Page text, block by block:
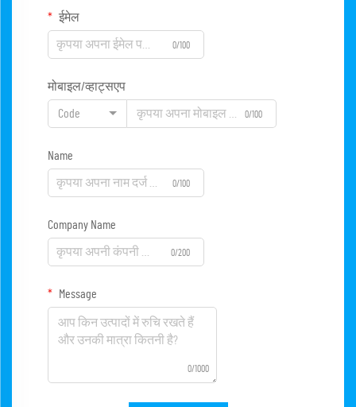
ईमेल
0/100
मोबाइल/व्हाट्सएप
Code 0/100
Name
0/100
Company Name
0/200
Message
0/1000